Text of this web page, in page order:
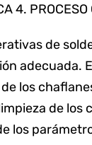
4. PROCESO
de
adecuada.
los
de los
los